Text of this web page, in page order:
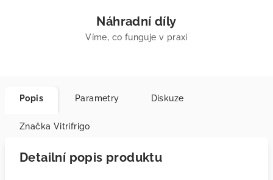
Náhradní díly
Víme, co funguje v praxi
Popis Parametry Diskuze
Značka Vitrifrigo
Detailní popis produktu